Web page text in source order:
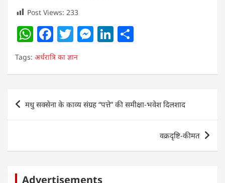
Post Views: 233
W
h
at
s
A
p
F
a
c
e
b
o
k
T
w
itt
er
M
e
n
g
Li
e
dI
n
e
Tags: अर्धरात्रि का ज्ञान
Post
navigation
मधु सक्सेना के काव्य संग्रह “पत्ते” की समीक्षा-भवेश दिलशाद
वक्रदृष्टि-कीमत
Advertisements